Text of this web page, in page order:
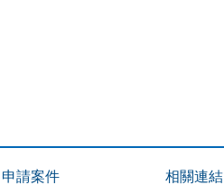
申請案件 相關連結